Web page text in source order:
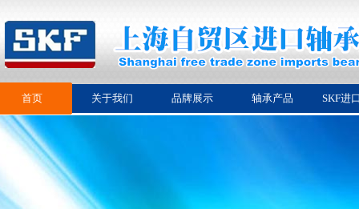
首页 关于我们 品牌展示 轴承产品 SKF进